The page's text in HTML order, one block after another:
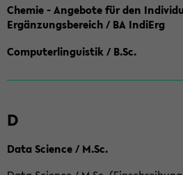
Chemie - Angebote für den
Ergänzungsbereich / BA IndiErg
Computerlinguistik / B.Sc.
D
Data Science / M.Sc.